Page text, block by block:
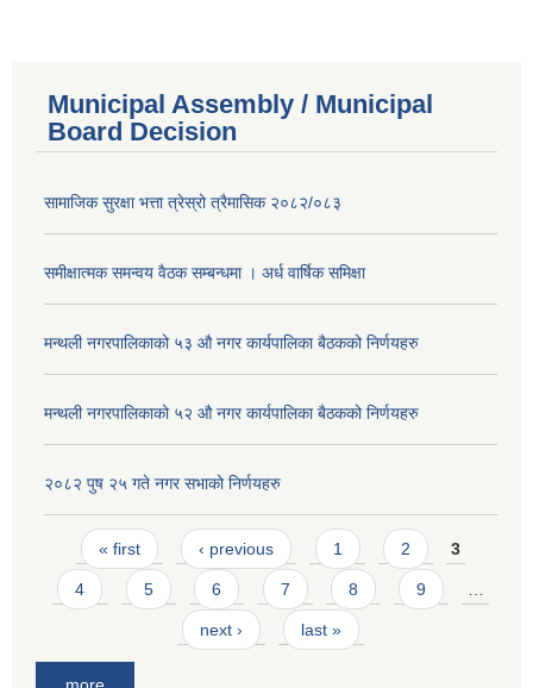
Municipal Assembly / Municipal
Board Decision
सामाजिक सुरक्षा भत्ता त्रेस्रो त्रैमासिक २०८२/०८३
समीक्षात्मक समन्वय वैठक सम्बन्धमा । अर्ध वार्षिक समिक्षा
मन्थली नगरपालिकाको ५३ औ नगर कार्यपालिका बैठकको निर्णयहरु
मन्थली नगरपालिकाको ५२ औ नगर कार्यपालिका बैठकको निर्णयहरु
२०८२ पुष २५ गते नगर सभाको निर्णयहरु
Pages
« first ‹ previous 1 2 3
4 5 6 7 8 9
next › last »